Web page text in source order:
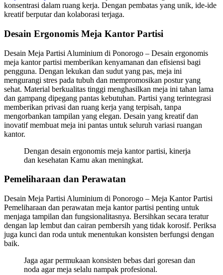
konsentrasi dalam ruang kerja. Dengan pembatas yang unik, ide-ide
kreatif berputar dan kolaborasi terjaga.
Desain Ergonomis Meja Kantor Partisi
Desain Meja Partisi Aluminium di Ponorogo – Desain ergonomis
meja kantor partisi memberikan kenyamanan dan efisiensi bagi
pengguna. Dengan lekukan dan sudut yang pas, meja ini
mengurangi stres pada tubuh dan mempromosikan postur yang
sehat. Material berkualitas tinggi menghasilkan meja ini tahan lama
dan gampang dipegang pantas kebutuhan. Partisi yang terintegrasi
memberikan privasi dan ruang kerja yang terpisah, tanpa
mengorbankan tampilan yang elegan. Desain yang kreatif dan
inovatif membuat meja ini pantas untuk seluruh variasi ruangan
kantor.
Dengan desain ergonomis meja kantor partisi, kinerja
dan kesehatan Kamu akan meningkat.
Pemeliharaan dan Perawatan
Desain Meja Partisi Aluminium di Ponorogo – Meja Kantor Partisi
Pemeliharaan dan perawatan meja kantor partisi penting untuk
menjaga tampilan dan fungsionalitasnya. Bersihkan secara teratur
dengan lap lembut dan cairan pembersih yang tidak korosif. Periksa
juga kunci dan roda untuk menentukan konsisten berfungsi dengan
baik.
Jaga agar permukaan konsisten bebas dari goresan dan
noda agar meja selalu nampak profesional.